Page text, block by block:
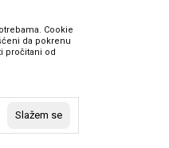
sve informacije kompletne i bez
robe možete provjeriti besplatnim
Cookie
da pokrenu
pročitani od
Slažem se